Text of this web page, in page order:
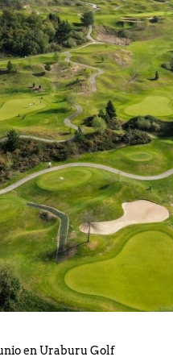
Infantil del País Vasco
en Uraburu Golf